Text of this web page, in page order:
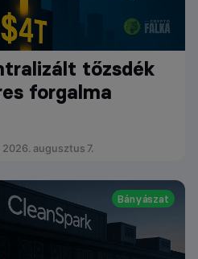
tőzsdék
forgalma
augusztus 7.
Bányászat